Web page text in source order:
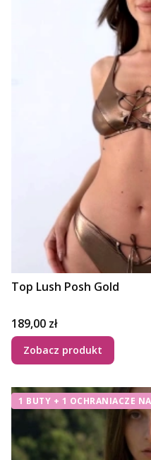
Top Lush Posh Gold
Cena
189,00 zł
Zobacz produkt
1 BUTY + 1 OCHRANIACZE